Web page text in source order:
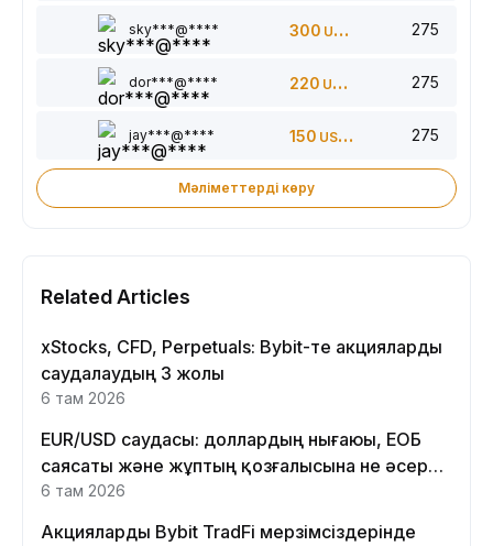
sky***@**** 300 USDT 275
dor***@**** 220 USDT 275
jay***@**** 150 USDT 275
Мәліметтерді көру
Related Articles
xStocks, CFD, Perpetuals: Bybit-те акцияларды
саудалаудың 3 жолы
6 там 2026
EUR/USD саудасы: доллардың нығаюы, ЕОБ
саясаты және жұптың қозғалысына не әсер
етеді
6 там 2026
Акцияларды Bybit TradFi мерзімсіздерінде